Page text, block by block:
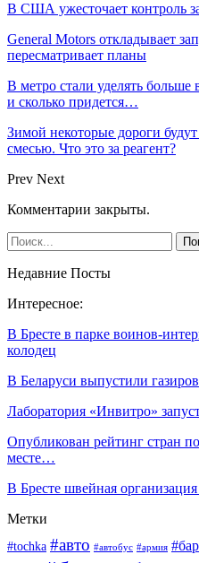
В США ужесточает контроль
General Motors откладывает
пересматривает планы
В метро стали уделять
и сколько придется…
Зимой некоторые дороги
смесью. Что это за реагент?
Prev Next
Комментарии закрыты.
Недавние Посты
Интересное:
В Бресте в парке воинов-
колодец
В Беларуси выпустили
Лаборатория «Инвитро»
Опубликован рейтинг стран
месте…
В Бресте швейная
Метки
#tochka #авто #автобус #армия